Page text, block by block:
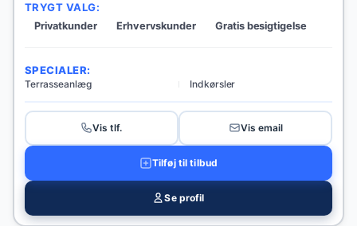
terrasser, indkørsler, gangarealer, trapper og parkeringspladser samt
renovering af eksisterende belægning.
TRYGT VALG:
Privatkunder Erhvervskunder Gratis besigtigelse
SPECIALER:
Terrasseanlæg Indkørsler
Vis tlf. Vis email
Tilføj til tilbud
Se profil